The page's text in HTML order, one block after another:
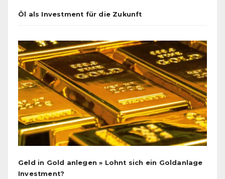
Öl als Investment für die Zukunft
Geld in Gold anlegen » Lohnt sich ein Goldanlage
Investment?